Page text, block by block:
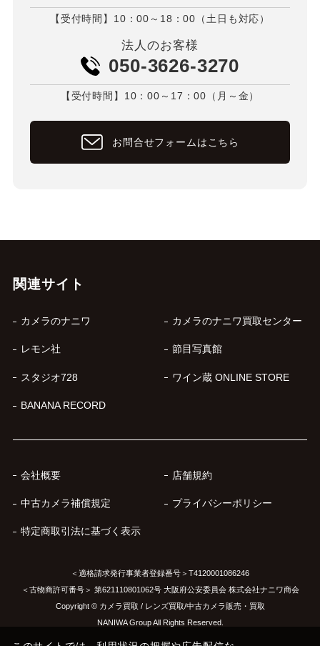
【受付時間】10：00～18：00（土日も対応）
法人のお客様
050-3626-3270
【受付時間】10：00～17：00（月～金）
お問合せフォームはこちら
関連サイト
カメラのナニワ カメラのナニワ買取センター
レモン社 節目写真館
スタジオ728 ワイン蔵 ONLINE STORE
BANANA RECORD
会社概要 店舗規約
中古カメラ補償規定 プライバシーポリシー
特定商取引法に基づく表示
＜適格請求発行事業者登録番号＞T4120001086246
＜古物商許可番号＞ 第621110801062号 大阪府公安委員会 株式会社ナニワ商会
Copyright © カメラ買取 / レンズ買取/中古カメラ販売・買取
NANIWA Group All Rights Reserved.